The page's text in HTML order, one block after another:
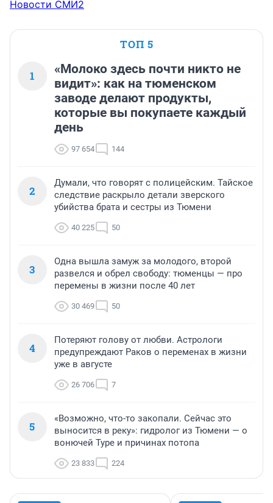
Новости СМИ2
ТОП 5
1
«Молоко здесь почти никто не
видит»: как на тюменском
заводе делают продукты,
которые вы покупаете каждый
день
97 654 144
2
Думали, что говорят с полицейским. Тайское
следствие раскрыло детали зверского
убийства брата и сестры из Тюмени
40 225 50
3
Одна вышла замуж за молодого, второй
развелся и обрел свободу: тюменцы — про
перемены в жизни после 40 лет
30 469 50
4
Потеряют голову от любви. Астрологи
предупреждают Раков о переменах в жизни
уже в августе
26 706 7
5
«Возможно, что-то закопали. Сейчас это
выносится в реку»: гидролог из Тюмени — о
вонючей Туре и причинах потопа
23 833 224